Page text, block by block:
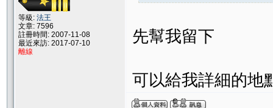
等級: 法王
文章: 7596
註冊時間: 2007-11-08
最近來訪: 2017-07-10
離線
先幫我留下
可以給我詳細的地